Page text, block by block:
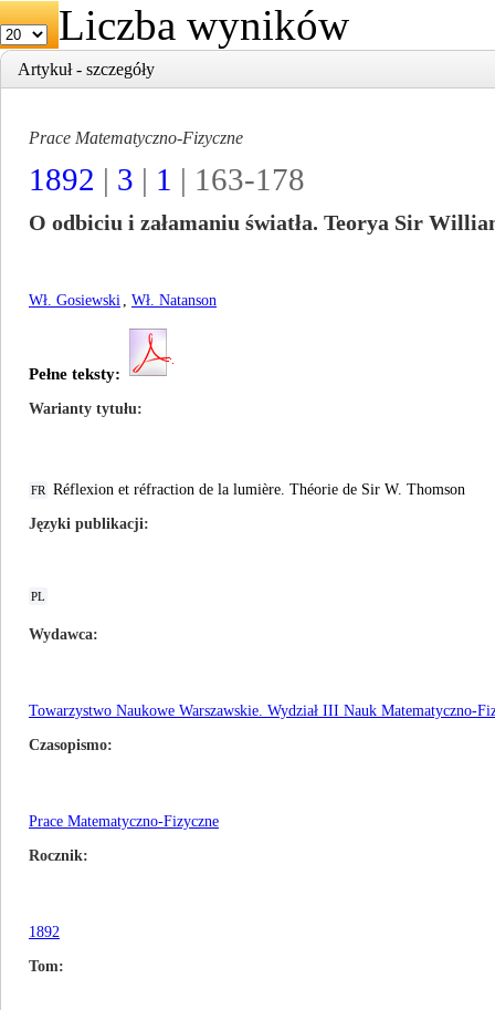
Liczba wyników
Artykuł - szczegóły
Prace Matematyczno-Fizyczne
1892 | 3 | 1 | 163-178
O odbiciu i załamaniu światła. Teorya Sir
Wł. Gosiewski , Wł. Natanson
Pełne teksty:
Warianty tytułu
FR Réflexion et réfraction de la lumière. Théorie de Sir W. Thomson
Języki publikacji
PL
Wydawca
Towarzystwo Naukowe Warszawskie. Wydział III Nauk Matematyczno-
Czasopismo
Prace Matematyczno-Fizyczne
Rocznik
1892
Tom